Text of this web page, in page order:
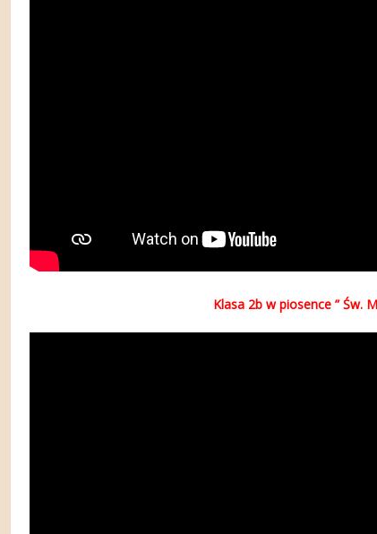
Klasa 2b w piosence ” Św.